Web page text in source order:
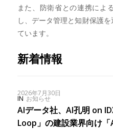
また、防衛省との連携によ
し、データ管理と知財保護
ています。
新着情報
2026年7月30日
IN お知らせ
AIデータ社、AI孔明 on
Loop」の建設業界向け